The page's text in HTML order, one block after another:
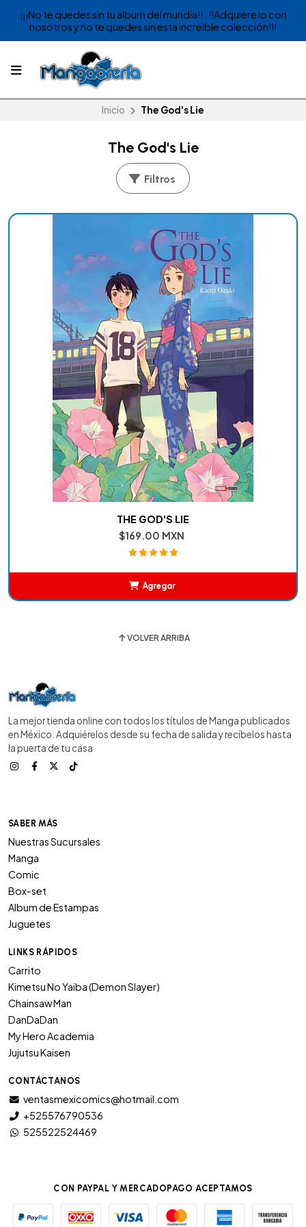
¡¡¡No te quedes sin tu album del mundia!! , !!Adquiere lo con
nosotros y no te quedes sin esta increible colección!!!
Inicio The God's Lie
The God's Lie
Filtros
THE GOD'S LIE
$169.00 MXN
Agregar
VOLVER ARRIBA
La mejor tienda online con todos los títulos de Manga publicados
en México. Adquiérelos desde su fecha de salida y recíbelos hasta
la puerta de tu casa
SABER MÁS
Nuestras Sucursales
Manga
Comic
Box-set
Album de Estampas
Juguetes
LINKS RÁPIDOS
Carrito
Kimetsu No Yaiba (Demon Slayer)
Chainsaw Man
DanDaDan
My Hero Academia
Jujutsu Kaisen
CONTÁCTANOS
ventasmexicomics@hotmail.com
+525576790536
525522524469
CON PAYPAL Y MERCADOPAGO ACEPTAMOS